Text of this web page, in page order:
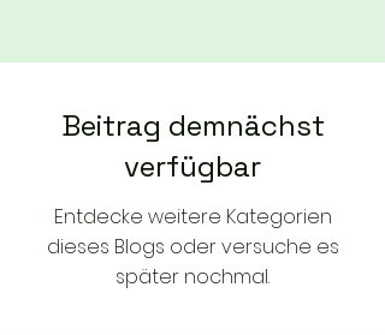
Beitrag demnächst
verfügbar
Entdecke weitere Kategorien
dieses Blogs oder versuche es
später nochmal.